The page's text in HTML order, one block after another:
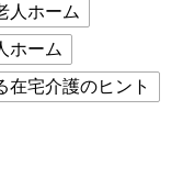
人ホーム
ホーム
在宅介護のヒント